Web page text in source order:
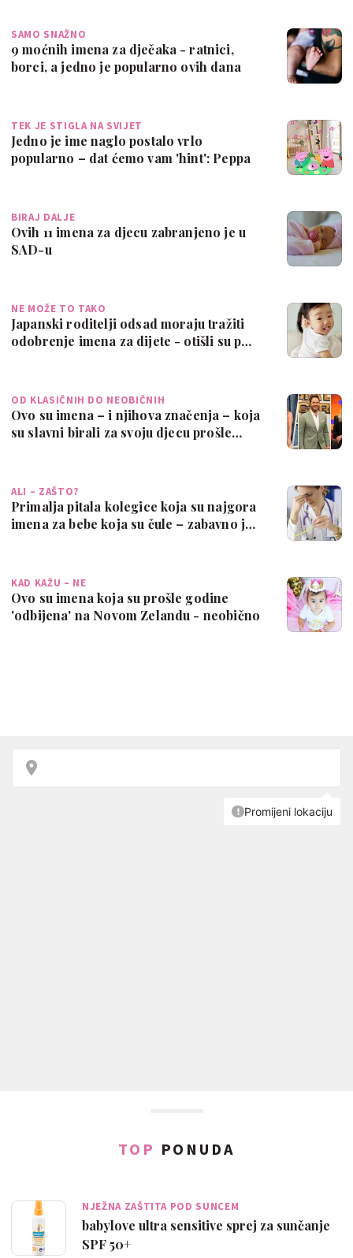
SAMO SNAŽNO
9 moćnih imena za dječaka - ratnici,
borci, a jedno je popularno ovih dana
TEK JE STIGLA NA SVIJET
Jedno je ime naglo postalo vrlo
popularno – dat ćemo vam 'hint': Peppa
BIRAJ DALJE
Ovih 11 imena za djecu zabranjeno je u
SAD-u
NE MOŽE TO TAKO
Japanski roditelji odsad moraju tražiti
odobrenje imena za dijete - otišli su p…
OD KLASIČNIH DO NEOBIČNIH
Ovo su imena – i njihova značenja – koja
su slavni birali za svoju djecu prošle…
ALI – ZAŠTO?
Primalja pitala kolegice koja su najgora
imena za bebe koja su čule – zabavno j…
KAD KAŽU – NE
Ovo su imena koja su prošle godine
'odbijena' na Novom Zelandu - neobično
TOP PONUDA
NJEŽNA ZAŠTITA POD SUNCEM
babylove ultra sensitive sprej za sunčanje
SPF 50+